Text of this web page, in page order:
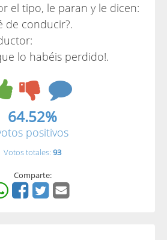
el tipo, le paran y le dicen:
de conducir?.
lo habéis perdido!.
64.52%
positivos
Votos totales: 93
Comparte: